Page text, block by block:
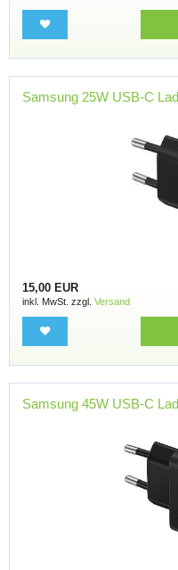
Samsung 25W USB-C
15,00 EUR
inkl. MwSt. zzgl. Versand
Samsung 45W USB-C